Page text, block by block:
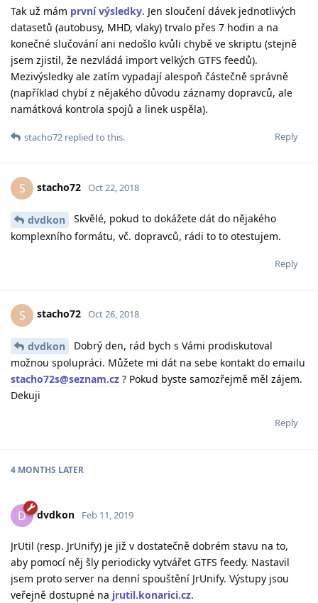
Tak už mám první výsledky. Jen sloučení dávek jednotlivých
datasetů (autobusy, MHD, vlaky) trvalo přes 7 hodin a na
konečné slučování ani nedošlo kvůli chybě ve skriptu (stejně
jsem zjistil, že nezvládá import velkých GTFS feedů).
Mezivýsledky ale zatím vypadají alespoň částečně správně
(například chybí z nějakého důvodu záznamy dopravců, ale
namátková kontrola spojů a linek uspěla).
Reply
stacho72 replied to this.
S stacho72 Oct 22, 2018
dvdkon
Skvělé, pokud to dokážete dát do nějakého
komplexního formátu, vč. dopravců, rádi to to otestujem.
Reply
S stacho72 Oct 26, 2018
dvdkon
Dobrý den, rád bych s Vámi prodiskutoval
možnou spolupráci. Můžete mi dát na sebe kontakt do emailu
stacho72s@seznam.cz ? Pokud byste samozřejmě měl zájem.
Dekuji
Reply
4 MONTHS LATER
D dvdkon Feb 11, 2019
JrUtil (resp. JrUnify) je již v dostatečně dobrém stavu na to,
aby pomocí něj šly periodicky vytvářet GTFS feedy. Nastavil
jsem proto server na denní spouštění JrUnify. Výstupy jsou
veřejně dostupné na jrutil.konarici.cz.